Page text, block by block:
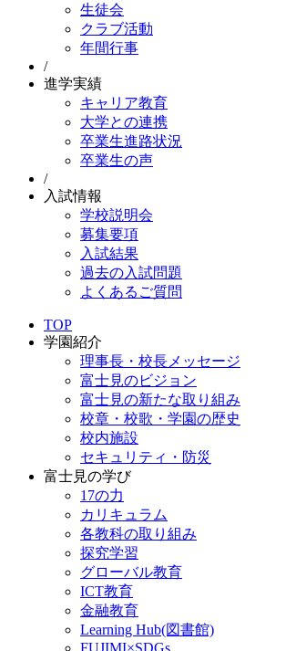
生徒会
クラブ活動
年間行事
/
進学実績
キャリア教育
大学との連携
卒業生進路状況
卒業生の声
/
入試情報
学校説明会
募集要項
入試結果
過去の入試問題
よくあるご質問
TOP
学園紹介
理事長・校長メッセージ
富士見のビジョン
富士見の新たな取り組み
校章・校歌・学園の歴史
校内施設
セキュリティ・防災
富士見の学び
17の力
カリキュラム
各教科の取り組み
探究学習
グローバル教育
ICT教育
金融教育
Learning Hub(図書館)
FUJIMI×SDGs